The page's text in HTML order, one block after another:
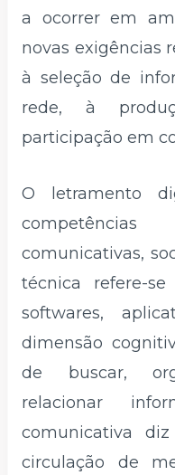
a ocorrer em
novas exigências
à seleção de
rede, à
participação em
O letramento
competências
comunicativas,
técnica refere-
softwares,
dimensão
de buscar,
relacionar
comunicativa
circulação de